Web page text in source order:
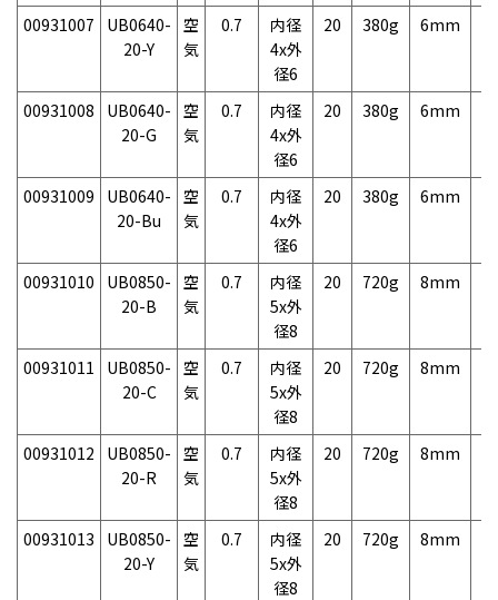
00931007
UB0640-
20-Y
空
気
0.7
内径
4x外
径6
20 380g 6mm
00931008
UB0640-
20-G
空
気
0.7
内径
4x外
径6
20 380g 6mm
00931009
UB0640-
20-Bu
空
気
0.7
内径
4x外
径6
20 380g 6mm
00931010
UB0850-
20-B
空
気
0.7
内径
5x外
径8
20 720g 8mm
00931011
UB0850-
20-C
空
気
0.7
内径
5x外
径8
20 720g 8mm
00931012
UB0850-
20-R
空
気
0.7
内径
5x外
径8
20 720g 8mm
00931013
UB0850-
20-Y
空
気
0.7
内径
5x外
径8
20 720g 8mm